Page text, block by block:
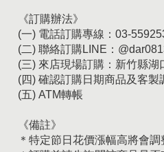
《訂購辦法》
(一) 電話訂購專線：03-
(二) 聯絡訂購LINE：
(三) 來店現場訂購：新竹縣湖
(四) 確認訂購日期商品及客製
(五) ATM轉帳
《備註》
＊特定節日花價漲幅高將會調